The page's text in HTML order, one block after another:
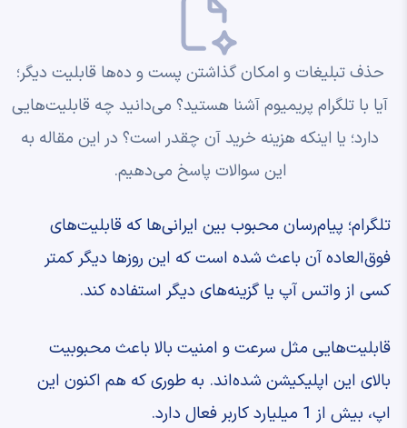
حذف تبلیغات و امکان گذاشتن پست و ده‌ها قابلیت دیگر؛
آیا با تلگرام پریمیوم آشنا هستید؟ می‌دانید چه قابلیت‌هایی
دارد؛ یا اینکه هزینه خرید آن چقدر است؟ در این مقاله به
این سوالات پاسخ می‌دهیم.
تلگرام؛ پیام‌رسان محبوب بین ایرانی‌ها که قابلیت‌های
فوق‌العاده آن باعث شده است که این روزها دیگر کمتر
کسی از واتس آپ یا گزینه‌های دیگر استفاده کند.
قابلیت‌هایی مثل سرعت و امنیت بالا باعث محبوبیت
بالای این اپلیکیشن شده‌اند. به طوری که هم اکنون این
اپ، بیش از 1 میلیارد کاربر فعال دارد.